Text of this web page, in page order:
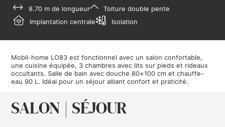
8.70 m de longueur
Toiture double pente
Implantation centrale
Isolation
Mobil-home LO83 est fonctionnel avec un salon confortable,
une cuisine équipée, 3 chambres avec lits sur pieds et rideaux
occultants. Salle de bain avec douche 80×100 cm et chauffe-
eau 90 L. Idéal pour un séjour alliant confort et praticité.
SALON | SÉJOUR